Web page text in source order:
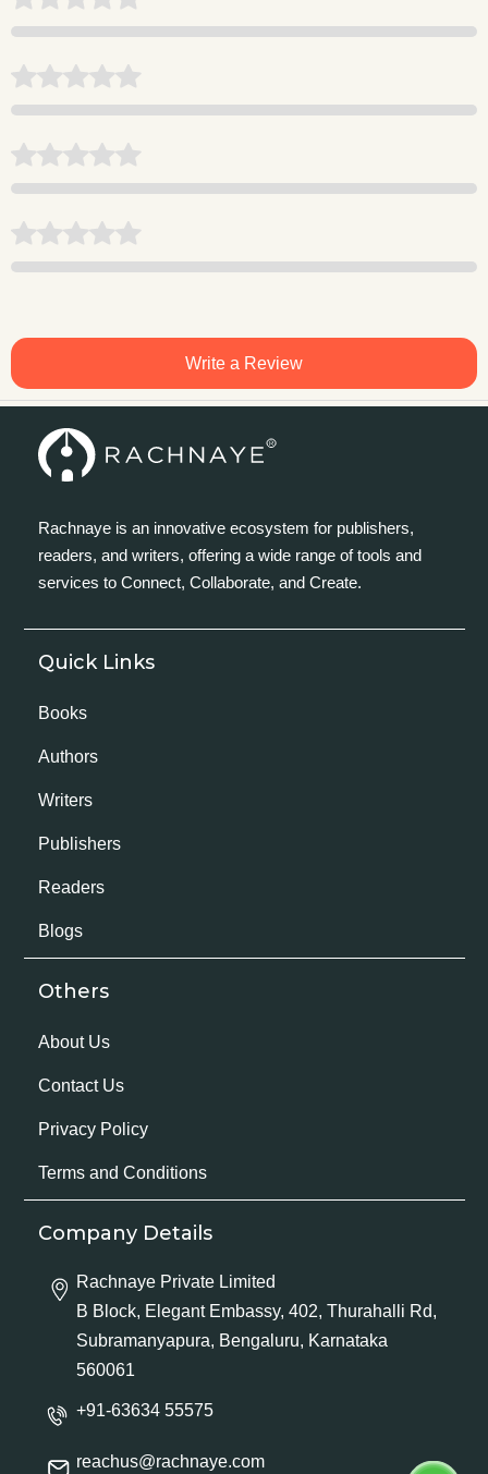
Write a Review
Rachnaye is an innovative ecosystem for publishers,
readers, and writers, offering a wide range of tools and
services to Connect, Collaborate, and Create.
Quick Links
Books
Authors
Writers
Publishers
Readers
Blogs
Others
About Us
Contact Us
Privacy Policy
Terms and Conditions
Company Details
Rachnaye Private Limited
B Block, Elegant Embassy, 402, Thurahalli Rd,
Subramanyapura, Bengaluru, Karnataka
560061
+91-63634 55575
reachus@rachnaye.com